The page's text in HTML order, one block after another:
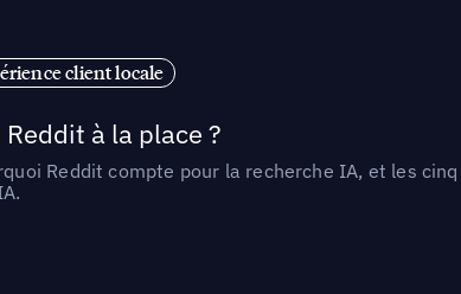
client locale
à la place ?
Reddit compte pour la recherche IA, et les